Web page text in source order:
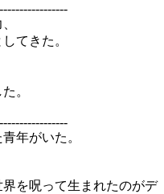
てきた。
。
年がいた。
を呪って生まれたのがデ